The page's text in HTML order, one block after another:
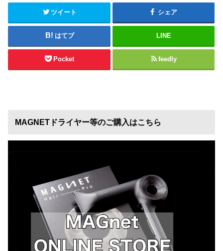
ツイート シェア
はてブ LINE
Pocket feedly
MAGNETドライヤー等のご購入はこちら